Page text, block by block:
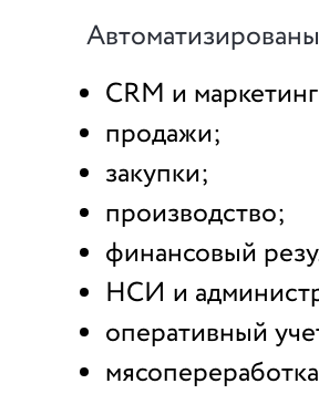
CRM и
продажи;
закупки;
производство;
финансовый
НСИ и
оперативный